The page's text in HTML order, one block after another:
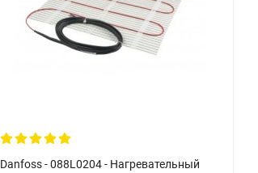
Danfoss - 088L0204 - Нагревательный